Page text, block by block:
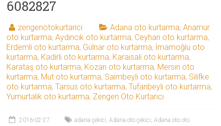
6082827
zengenotokurtarici Adana oto kurtarma,Anamur
oto kurtarma,Aydıncık oto kurtarma, Ceyhan oto kurtarma,
Erdemli oto kurtarma, Gülnar oto kurtarma, İmamoğlu oto
kurtarma, Kadirli oto kurtarma, Karaisali oto kurtarma,
Karataş oto kurtarma, Kozan oto kurtarma, Mersin oto
kurtarma, Mut oto kurtarma, Saimbeyli oto kurtarma, Silifke
oto kurtarma,Tarsus oto kurtarma,Tufanbeyli oto kurtarma,
Yumurtalık oto kurtarma, Zengen Oto Kurtarıcı
2016-02-27 adana çekici,Adana oto çekici,Adana oto oto